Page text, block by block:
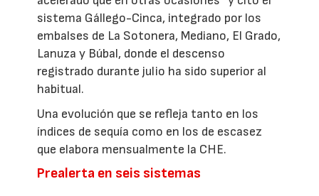
sistema Gállego-Cinca, integrado por los
embalses de La Sotonera, Mediano, El Grado,
Lanuza y Búbal, donde el descenso
registrado durante julio ha sido superior al
habitual.
Una evolución que se refleja tanto en los
índices de sequía como en los de escasez
que elabora mensualmente la CHE.
Prealerta en seis sistemas